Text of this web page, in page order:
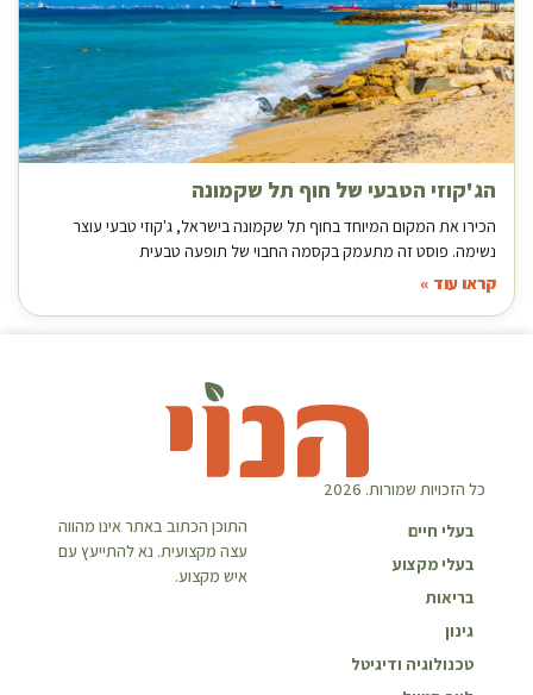
הג'קוזי הטבעי של חוף תל שקמונה
הכירו את המקום המיוחד בחוף תל שקמונה בישראל, ג'קוזי טבעי עוצר
נשימה. פוסט זה מתעמק בקסמה החבוי של תופעה טבעית
קראו עוד »
כל הזכויות שמורות. 2026
בעלי חיים
בעלי מקצוע
בריאות
גינון
טכנולוגיה ודיגיטל
התוכן הכתוב באתר אינו מהווה
עצה מקצועית. נא להתייעץ עם
איש מקצוע.